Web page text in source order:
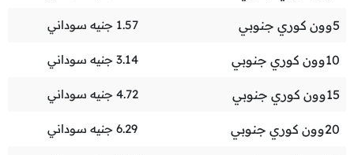
5وون كوري جنوبي 1.57 جنيه سوداني
10وون كوري جنوبي 3.14 جنيه سوداني
15وون كوري جنوبي 4.72 جنيه سوداني
20وون كوري جنوبي 6.29 جنيه سوداني